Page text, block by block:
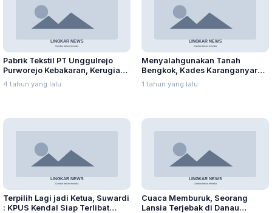
Pabrik Tekstil PT Unggulrejo
Purworejo Kebakaran, Kerugian
Capai Puluhan Juta Rupiah
4 tahun yang lalu
Menyalahgunakan Tanah
Bengkok, Kades Karanganyar
Ditangkap Kejari
1 tahun yang lalu
Terpilih Lagi jadi Ketua, Suwardi
: KPUS Kendal Siap Terlibat
Cuaca Memburuk, Seorang
Lansia Terjebak di Danau